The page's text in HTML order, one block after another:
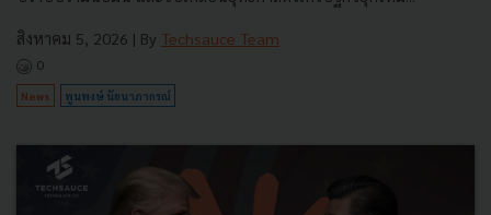
สิงหาคม 5, 2026 | By Techsauce Team
0
News พูนพงษ์ นัยนาภากรณ์